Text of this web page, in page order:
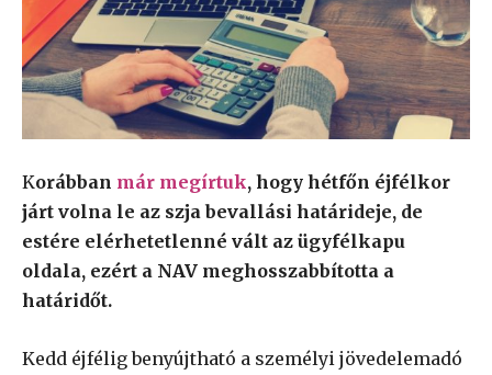
Korábban már megírtuk, hogy hétfőn éjfélkor
járt volna le az szja bevallási határideje, de
estére elérhetetlenné vált az ügyfélkapu
oldala, ezért a NAV meghosszabbította a
határidőt.
Kedd éjfélig benyújtható a személyi jövedelemadó